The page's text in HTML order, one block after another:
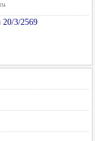
น
3/2569